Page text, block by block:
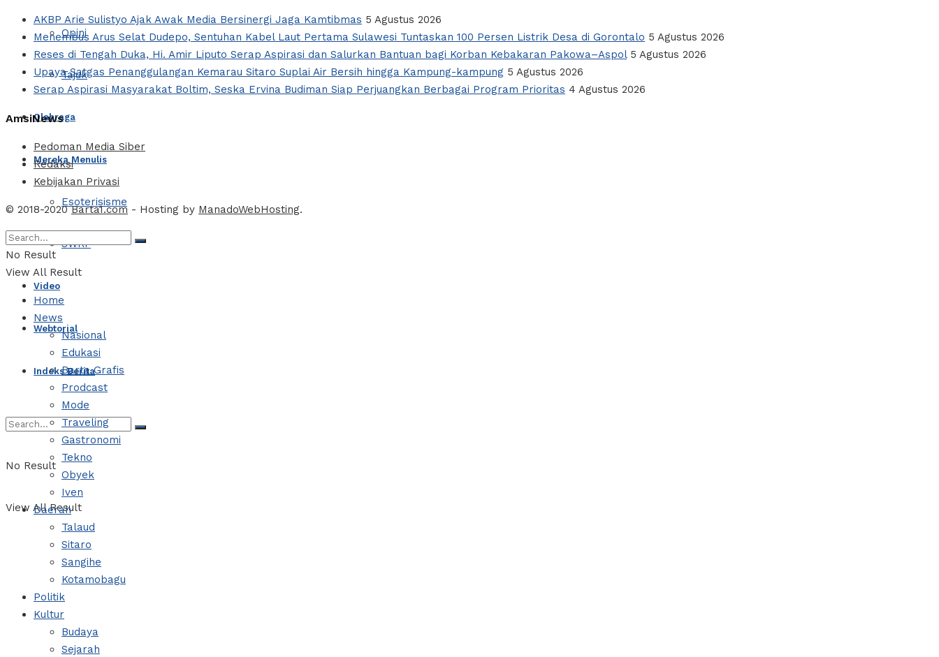
Opini
Tajuk
Olahraga
Mereka Menulis
Esoterisisme
SWRF
Video
Webtorial
Indeks Berita
No Result
View All Result
AKBP Arie Sulistyo Ajak Awak Media Bersinergi Jaga Kamtibmas 5 Agustus 2026
Menembus Arus Selat Dudepo, Sentuhan Kabel Laut Pertama Sulawesi Tuntaskan 100 Persen Listrik Desa di Gorontalo 5 Agustus 2026
Reses di Tengah Duka, Hi. Amir Liputo Serap Aspirasi dan Salurkan Bantuan bagi Korban Kebakaran Pakowa–Aspol 5 Agustus 2026
Upaya Satgas Penanggulangan Kemarau Sitaro Suplai Air Bersih hingga Kampung-kampung 5 Agustus 2026
Serap Aspirasi Masyarakat Boltim, Seska Ervina Budiman Siap Perjuangkan Berbagai Program Prioritas 4 Agustus 2026
AmsiNews
Pedoman Media Siber
Redaksi
Kebijakan Privasi
© 2018-2020Barta1.com - Hosting by ManadoWebHosting.
No Result
View All Result
Home
News
Nasional
Edukasi
Barta Grafis
Prodcast
Mode
Traveling
Gastronomi
Tekno
Obyek
Iven
Daerah
Talaud
Sitaro
Sangihe
Kotamobagu
Politik
Kultur
Budaya
Sejarah